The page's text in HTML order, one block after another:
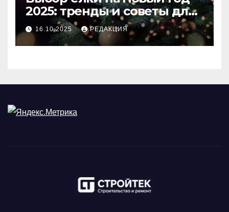
2025: тренды и советы для
идеального праздника
16.10.2025 РЕДАКЦИЯ